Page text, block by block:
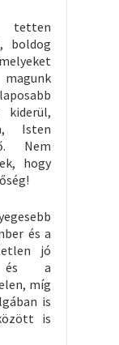
boldog
kiderül,
Isten
Nem
hogy
és a
jó
és a
míg
is
is